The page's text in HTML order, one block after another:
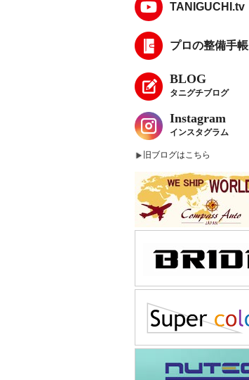
TANIGUCHI.tv
プロの整備手帳
BLOG
タニグチブログ
Instagram
インスタグラム
旧ブログはこちら